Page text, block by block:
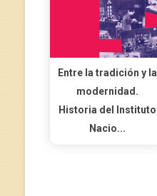
Entre la tradición y la
modernidad.
Historia del Instituto
Nacio...